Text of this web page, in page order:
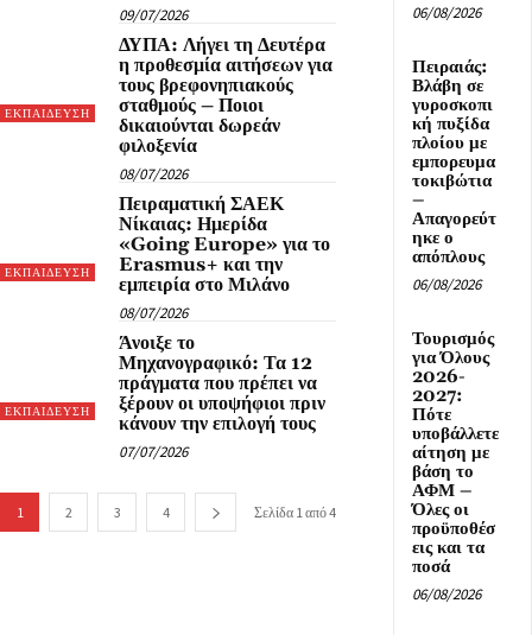
09/07/2026
ΕΚΠΑΙΔΕΥΣΗ
ΔΥΠΑ: Λήγει τη Δευτέρα
η προθεσμία αιτήσεων για
τους βρεφονηπιακούς
σταθμούς – Ποιοι
δικαιούνται δωρεάν
φιλοξενία
08/07/2026
ΕΚΠΑΙΔΕΥΣΗ
Πειραματική ΣΑΕΚ
Νίκαιας: Ημερίδα
«Going Europe» για το
Erasmus+ και την
εμπειρία στο Μιλάνο
08/07/2026
ΕΚΠΑΙΔΕΥΣΗ
Άνοιξε το
Μηχανογραφικό: Τα 12
πράγματα που πρέπει να
ξέρουν οι υποψήφιοι πριν
κάνουν την επιλογή τους
07/07/2026
1 2 3 4 Σελίδα 1 από 4
06/08/2026
Πειραιάς:
Βλάβη σε
γυροσκοπι
κή πυξίδα
πλοίου με
εμπορευμα
τοκιβώτια
–
Απαγορεύτ
ηκε ο
απόπλους
06/08/2026
Τουρισμός
για Όλους
2026-
2027:
Πότε
υποβάλλετε
αίτηση με
βάση το
ΑΦΜ –
Όλες οι
προϋποθέσ
εις και τα
ποσά
06/08/2026